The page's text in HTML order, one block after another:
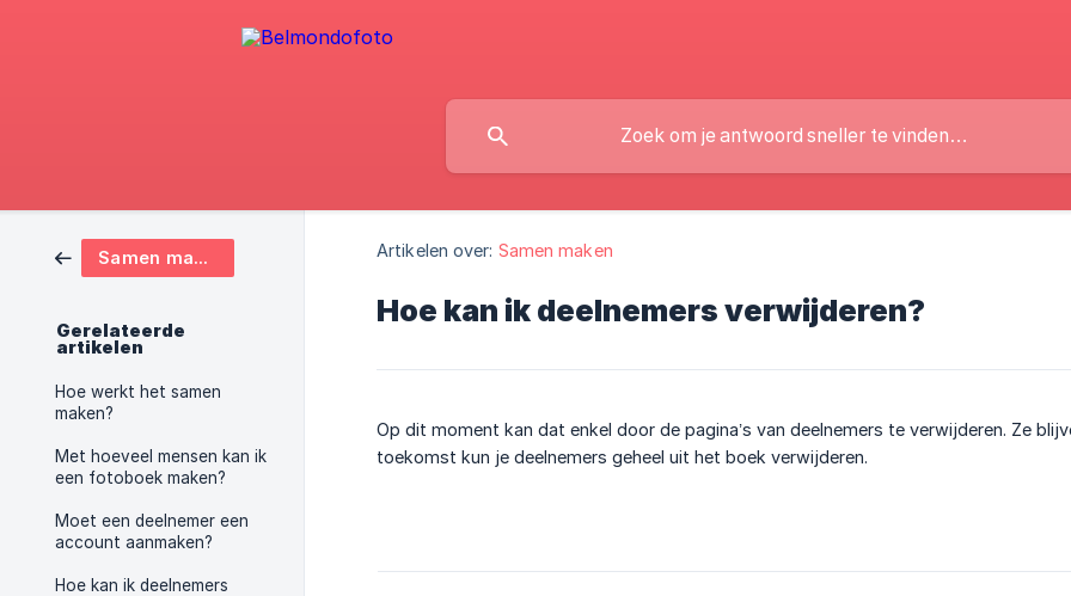
Samen maken
Gerelateerde
artikelen
Hoe werkt het samen
maken?
Met hoeveel mensen kan ik
een fotoboek maken?
Moet een deelnemer een
account aanmaken?
Hoe kan ik deelnemers
Artikelen over: Samen maken
Hoe kan ik deelnemers verwijderen?
Op dit moment kan dat enkel door de pagina’s van deelnemers te verwijderen. Ze
toekomst kun je deelnemers geheel uit het boek verwijderen.